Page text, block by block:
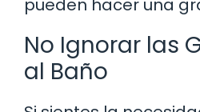
pueden hacer una
No Ignorar las
al Baño